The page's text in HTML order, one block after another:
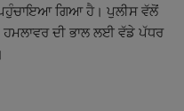
ਗਿਆ ਹੈ। ਪੁਲੀਸ ਵੱਲੋਂ
ਦੀ ਭਾਲ ਲਈ ਵੱਡੇ ਪੱਧਰ